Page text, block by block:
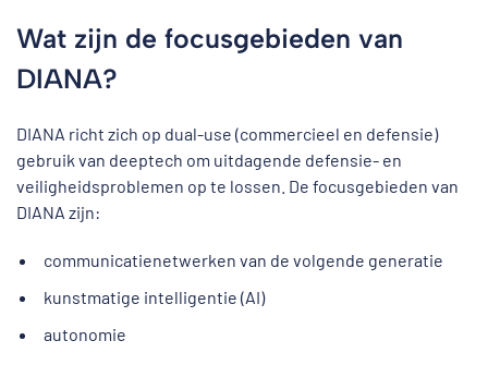
Wat zijn de focusgebieden van
DIANA?
DIANA richt zich op dual-use (commercieel en defensie)
gebruik van deeptech om uitdagende defensie- en
veiligheidsproblemen op te lossen. De focusgebieden van
DIANA zijn:
communicatienetwerken van de volgende generatie
kunstmatige intelligentie (AI)
autonomie